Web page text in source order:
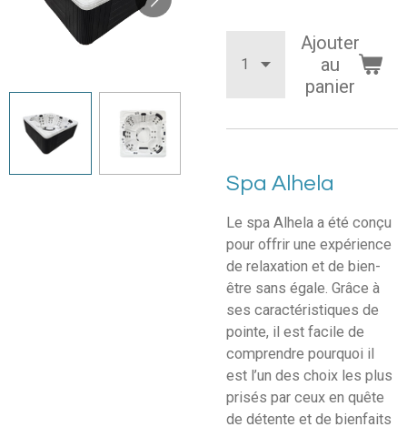
Ajouter
au
panier
Spa Alhela
Le spa Alhela a été conçu
pour offrir une expérience
de relaxation et de bien-
être sans égale. Grâce à
ses caractéristiques de
pointe, il est facile de
comprendre pourquoi il
est l’un des choix les plus
prisés par ceux en quête
de détente et de bienfaits